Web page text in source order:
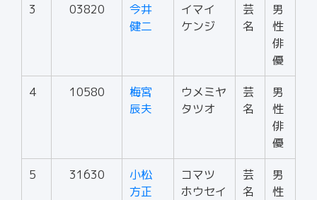
3 03820
今井
健二
イマイ
ケンジ
芸
名
男
性
俳
優
4 10580
梅宮
辰夫
ウメミヤ
タツオ
芸
名
男
性
俳
優
5 31630
小松
方正
コマツ
ホウセイ
芸
名
男
性